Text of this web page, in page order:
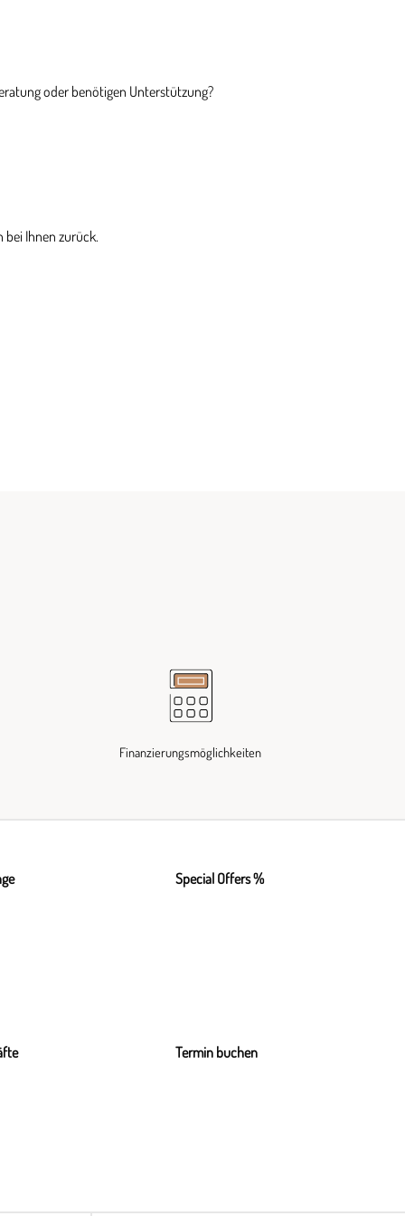
oder benötigen Unterstützung?
Ihnen zurück.
Finanzierungsmöglichkeiten
Special Offers %
Termin buchen